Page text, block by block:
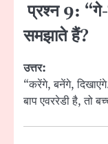
प्रश्न 9: “गे-
समझाते हैं?
उत्तर:
“करेंगे, बनेंगे,
बाप एवररेडी है, तो